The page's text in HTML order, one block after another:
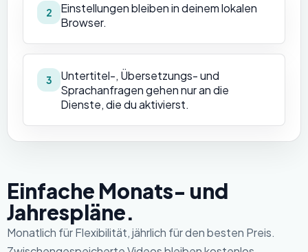
2
Einstellungen bleiben in deinem lokalen
Browser.
3
Untertitel-, Übersetzungs- und
Sprachanfragen gehen nur an die
Dienste, die du aktivierst.
Einfache Monats- und
Jahrespläne.
Monatlich für Flexibilität, jährlich für den besten Preis.